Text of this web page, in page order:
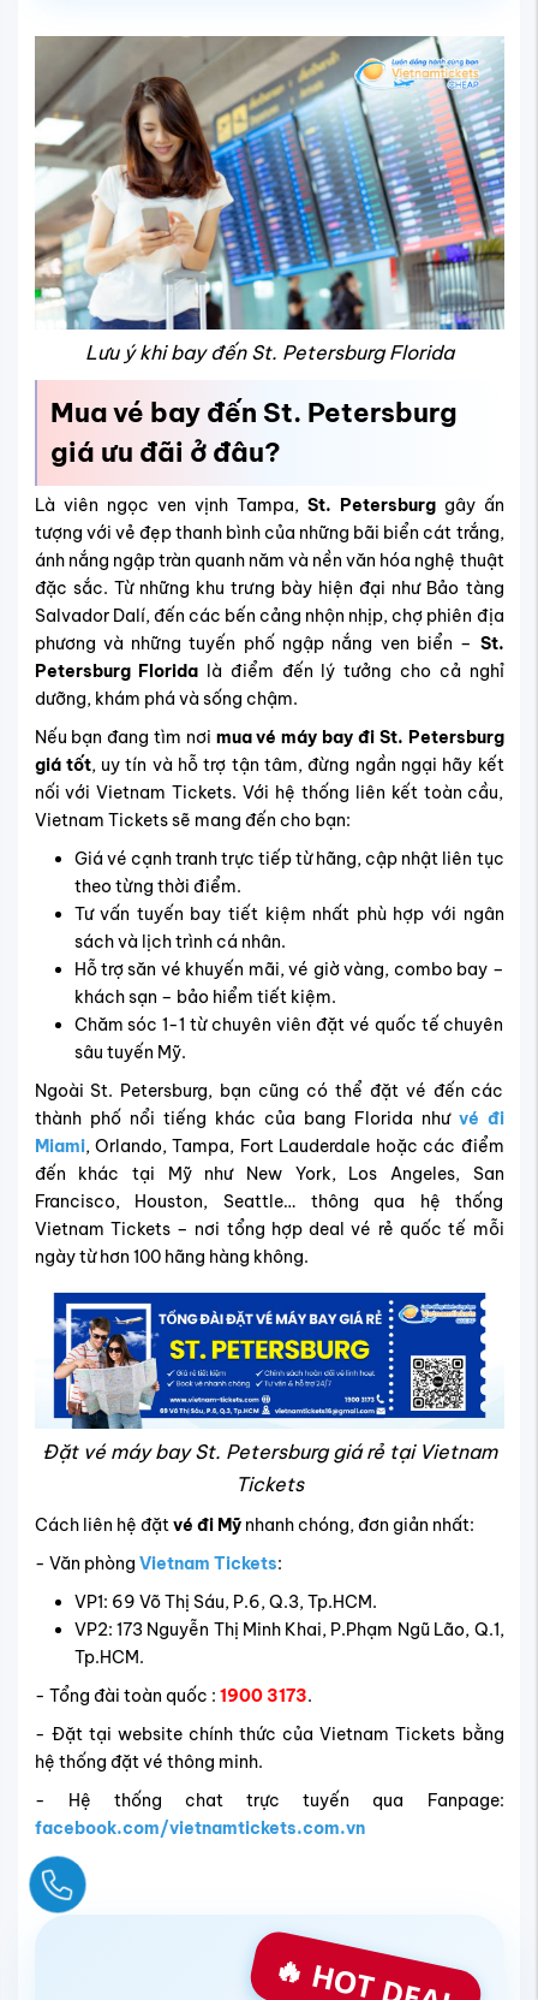
Lưu ý khi bay đến St. Petersburg Florida
Mua vé bay đến St. Petersburg
giá ưu đãi ở đâu?
Là viên ngọc ven vịnh Tampa, St. Petersburggây ấn
tượng với vẻ đẹp thanh bình của những bãi biển cát trắng,
ánh nắng ngập tràn quanh năm và nền văn hóa nghệ thuật
đặc sắc. Từ những khu trưng bày hiện đại như Bảo tàng
Salvador Dalí, đến các bến cảng nhộn nhịp, chợ phiên địa
phương và những tuyến phố ngập nắng ven biển – St.
Petersburg Florida là điểm đến lý tưởng cho cả nghỉ
dưỡng, khám phá và sống chậm.
Nếu bạn đang tìm nơi mua vé máy bay đi St. Petersburg
giá tốt, uy tín và hỗ trợ tận tâm, đừng ngần ngại hãy kết
nối với Vietnam Tickets. Với hệ thống liên kết toàn cầu,
Vietnam Tickets sẽ mang đến cho bạn:
Giá vé cạnh tranh trực tiếp từ hãng, cập nhật liên tục
theo từng thời điểm.
Tư vấn tuyến bay tiết kiệm nhất phù hợp với ngân
sách và lịch trình cá nhân.
Hỗ trợ săn vé khuyến mãi, vé giờ vàng, combo bay –
khách sạn – bảo hiểm tiết kiệm.
Chăm sóc 1-1 từ chuyên viên đặt vé quốc tế chuyên
sâu tuyến Mỹ.
Ngoài St. Petersburg, bạn cũng có thể đặt vé đến các
thành phố nổi tiếng khác của bang Florida như vé đi
Miami, Orlando, Tampa, Fort Lauderdale hoặc các điểm
đến khác tại Mỹ như New York, Los Angeles, San
Francisco, Houston, Seattle… thông qua hệ thống
Vietnam Tickets – nơi tổng hợp deal vé rẻ quốc tế mỗi
ngày từ hơn 100 hãng hàng không.
Đặt vé máy bay St. Petersburg giá rẻ tại Vietnam
Tickets
Cách liên hệ đặtvé đi Mỹnhanh chóng, đơn giản nhất:
- Văn phòng Vietnam Tickets:
VP1: 69 Võ Thị Sáu, P.6, Q.3, Tp.HCM.
VP2: 173 Nguyễn Thị Minh Khai, P.Phạm Ngũ Lão, Q.1,
Tp.HCM.
- Tổng đài toàn quốc : 1900 3173.
- Đặt tại website chính thức của Vietnam Tickets bằng
hệ thống đặt vé thông minh.
- Hệ thống chat trực tuyến qua Fanpage:
facebook.com/vietnamtickets.com.vn